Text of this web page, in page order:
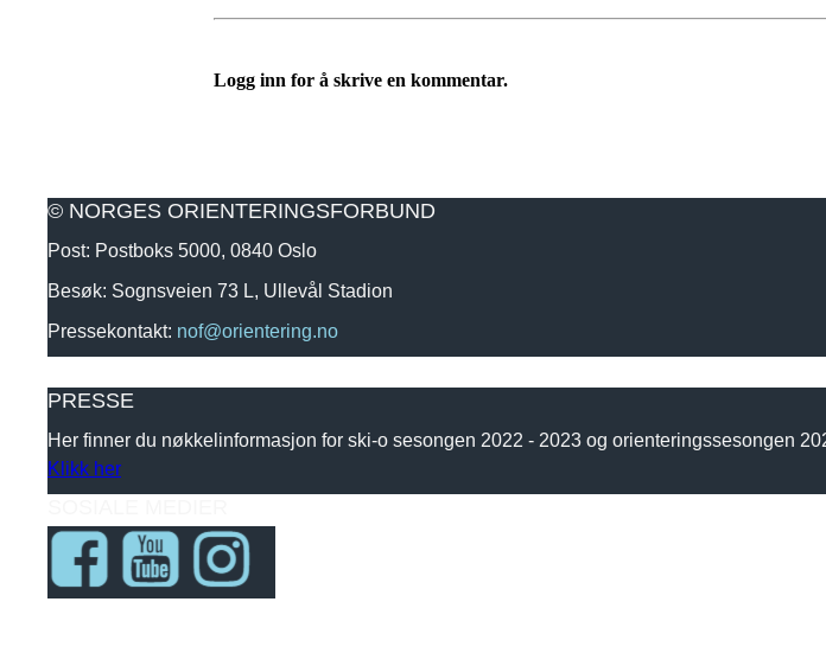
Logg inn for å skrive en kommentar.
© NORGES ORIENTERINGSFORBUND
Post: Postboks 5000, 0840 Oslo
Besøk: Sognsveien 73 L, Ullevål Stadion
Pressekontakt: nof@orientering.no
PRESSE
Her finner du nøkkelinformasjon for ski-o sesongen 2022 - 2023 og orienteringssesongen
Klikk her